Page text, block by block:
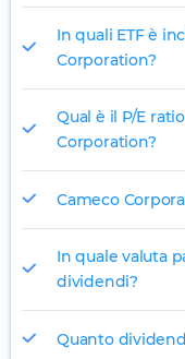
In quali ETF è
Corporation?
Qual è il P/E
Corporation?
Cameco
In quale valuta
dividendi?
Quanto